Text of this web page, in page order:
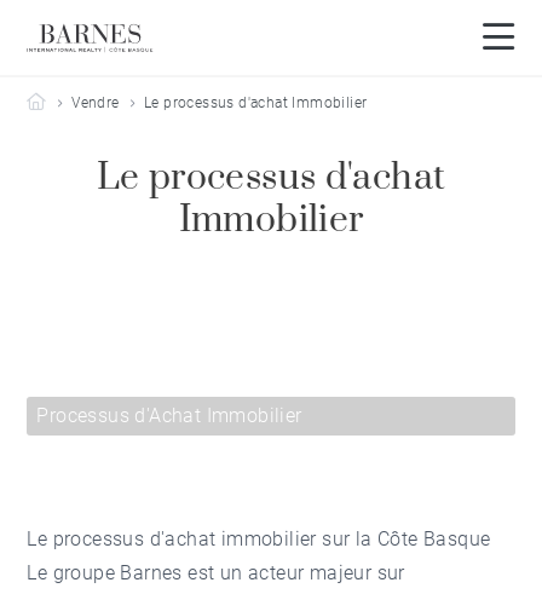
Barnes Côte Basque
Vendre Le processus d'achat Immobilier
Le processus d'achat
Immobilier
Processus d'Achat Immobilier
Le processus d'achat immobilier sur la Côte Basque
Le groupe Barnes est un acteur majeur sur